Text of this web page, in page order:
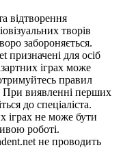
відтворення
творів
забороняється.
призначені для осіб
іграх може
правил
При виявленні перших
до спеціаліста.
іграх не може бути
роботі.
не проводить